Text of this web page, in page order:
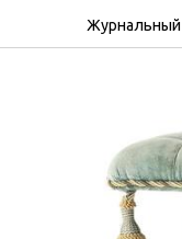
Журнальный